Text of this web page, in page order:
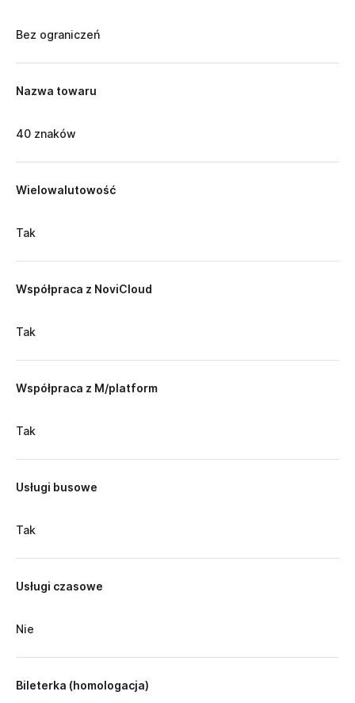
Bez ograniczeń
Nazwa towaru
40 znaków
Wielowalutowość
Tak
Współpraca z NoviCloud
Tak
Współpraca z M/platform
Tak
Usługi busowe
Tak
Usługi czasowe
Nie
Bileterka (homologacja)